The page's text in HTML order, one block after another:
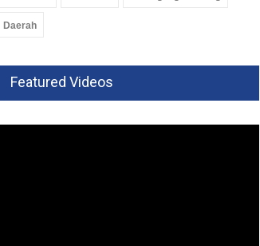
Daerah
Featured Videos